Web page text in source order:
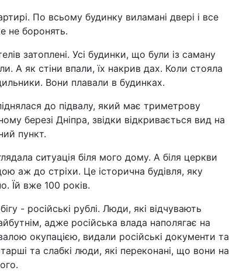
По всьому будинку виламані двері і все
не боронять.
затоплені. Усі будинки, що були із саману
А як стіни впали, їх накрив дах. Коли стояла
Вони плавали в будинках.
до підвалу, який має триметрову
березі Дніпра, звідки відкривається вид на
пункт.
ситуація біля мого дому. А біля церкви
аж до стріхи. Це історична будівля, яку
Їй вже 100 років.
- російські рублі. Люди, які відчувають
адже російська влада наполягає на
окупацією, видали російські документи та
та слабкі люди, які переконані, що вони на